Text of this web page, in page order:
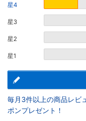
星4
星3
星2
星1
毎月3件以上の商品レビ
ポンプレゼント！